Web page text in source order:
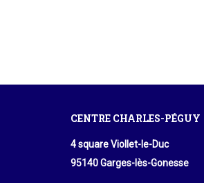
CENTRE CHARLES-PÉGUY
4 square Viollet-le-Duc
95140 Garges-lès-Gonesse